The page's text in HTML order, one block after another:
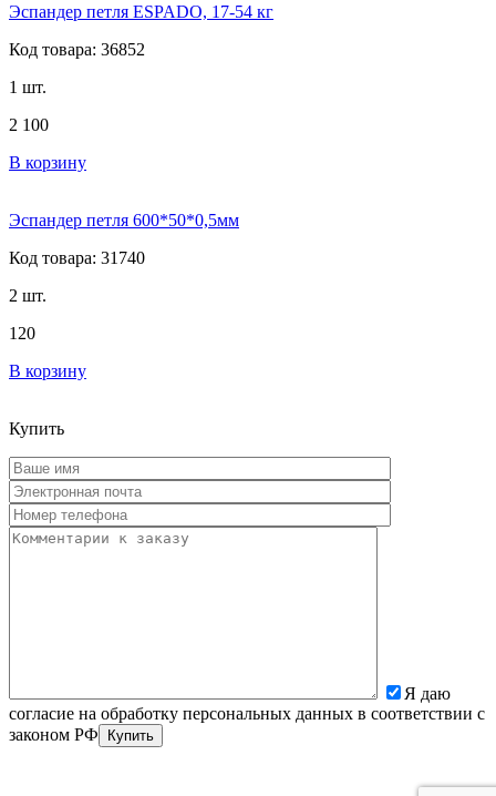
Эспандер петля ESPADO, 17-54 кг
Код товара: 36852
1 шт.
2 100
В корзину
Эспандер петля 600*50*0,5мм
Код товара: 31740
2 шт.
120
В корзину
Купить
Я даю
согласие на обработку персональных данных в соответствии с
законом РФ